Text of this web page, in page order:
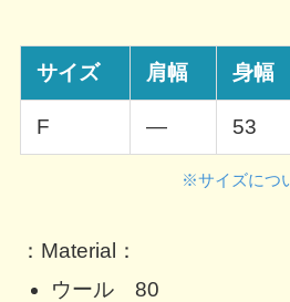
サイズ 肩幅 身幅
F — 53
※サイズにつ
：Material：
ウール 80